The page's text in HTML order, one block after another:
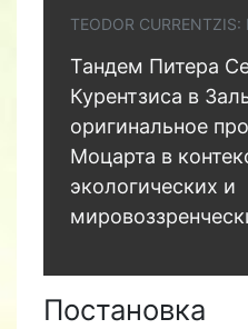
TEODOR CURRENTZIS:
Тандем Питера
Курентзиса в
оригинальное
Моцарта в
экологических и
Постановка